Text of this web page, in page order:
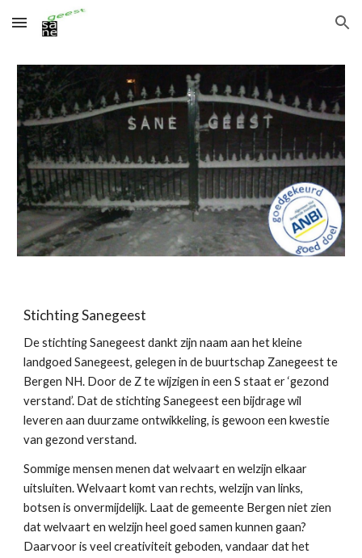
Skip to main content Skip to navigation
Stichting Sanegeest
De stichting Sanegeest dankt zijn naam aan het kleine
landgoed Sanegeest, gelegen in de buurtschap Zanegeest te
Bergen NH. Door de Z te wijzigen in een S staat er ‘gezond
verstand’. Dat de stichting Sanegeest een bijdrage wil
leveren aan duurzame ontwikkeling, is gewoon een kwestie
van gezond verstand.
Sommige mensen menen dat welvaart en welzijn elkaar
uitsluiten. Welvaart komt van rechts, welzijn van links,
botsen is onvermijdelijk. Laat de gemeente Bergen niet zien
dat welvaart en welzijn heel goed samen kunnen gaan?
Daarvoor is veel creativiteit geboden, vandaar dat het